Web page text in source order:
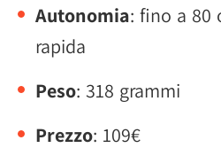
Autonomia: fino a 80
rapida
Peso: 318 grammi
Prezzo: 109€